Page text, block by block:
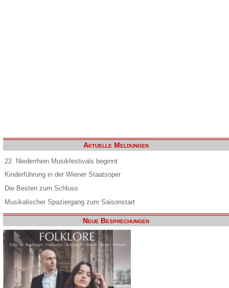
Aktuelle Meldungen
22. Niederrhein Musikfestivals beginnt
Kinderführung in der Wiener Staatsoper
Die Besten zum Schluss
Musikalischer Spaziergang zum Saisonstart
Neue Besprechungen